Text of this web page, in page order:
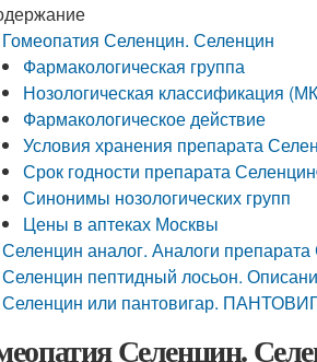
Гомеопатия Селенцин. Селенцин
Фармакологическая группа
Нозологическая классификация
Фармакологическое действие
Условия хранения препарата
Срок годности препарата
Синонимы нозологических групп
Цены в аптеках Москвы
Селенцин аналог. Аналоги
Селенцин пептидный лосьон.
Селенцин или пантовигар.
Селенцин.